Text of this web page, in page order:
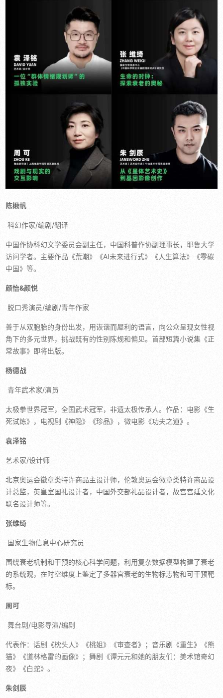
陈楸帆
科幻作家/编剧/翻译
中国作协科幻文学委员会副主任，中国科普作协副理事长，耶鲁大学
访问学者。主要作品《荒潮》《AI未来进行式》《人生算法》《零碳
中国》等。
颜怡&颜悦
脱口秀演员/编剧/青年作家
善于从双胞胎的身份出发，用诙谐而犀利的语言，向公众呈现女性视
角下的多元世界，挑战既有的性别陈规和偏见。首部短篇小说集《正
常故事》即将出版。
杨德战
青年武术家/演员
太极拳世界冠军，全国武术冠军，非遗太极传承人。作品：电影《生
死试炼》，电视剧《神隐》《珍品》，微电影《功夫之道》。
袁泽铭
艺术家/设计师
北京奥运会徽章类特许商品主设计师，伦敦奥运会徽章类特许商品设
计总监，英皇室国礼设计者，中国外交部礼品设计者，故宫宫廷文化
联名设计师等。
张维绮
国家生物信息中心研究员
围绕衰老机制和干预的核心科学问题，利用复杂数据模型构建了衰老
的系统观，在时空维度上鉴定了多器官衰老的生物标志物和可干预靶
标。
周可
舞台剧/电影导演/编剧
代表作：话剧《枕头人》《桃姐》《审查者》；音乐剧《重生》《熊
猫》《道林格雷的画像》；舞剧《谭元元和她的朋友们：美术馆奇幻
夜》《白蛇》。
朱剑辰